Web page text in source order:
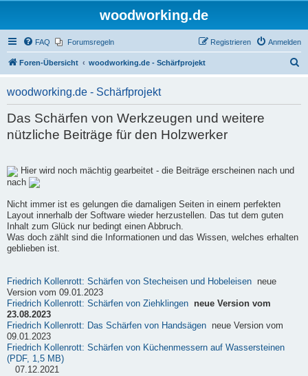
woodworking.de
FAQ Forumsregeln Anmelden
Registrieren
Foren-Übersicht woodworking.de - Schärfprojekt
woodworking.de - Schärfprojekt
Das Schärfen von Werkzeugen und weitere
nützliche Beiträge für den Holzwerker
Hier wird noch mächtig gearbeitet - die Beiträge erscheinen nach und
nach
Nicht immer ist es gelungen die damaligen Seiten in einem perfekten
Layout innerhalb der Software wieder herzustellen. Das tut dem guten
Inhalt zum Glück nur bedingt einen Abbruch.
Was doch zählt sind die Informationen und das Wissen, welches erhalten
geblieben ist.
Friedrich Kollenrott: Schärfen von Stecheisen und Hobeleisen neue
Version vom 09.01.2023
Friedrich Kollenrott: Schärfen von Ziehklingen
neue Version vom
23.08.2023
Friedrich Kollenrott: Das Schärfen von Handsägen neue Version vom
09.01.2023
Friedrich Kollenrott: Schärfen von Küchenmessern auf Wassersteinen
(PDF, 1,5 MB)
07.12.2021